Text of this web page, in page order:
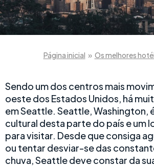
Página inicial » Os melhores
Sendo um dos centros mais
oeste dos Estados Unidos, há
em Seattle. Seattle, Washington,
cultural desta parte do país e um
para visitar. Desde que consiga
ou tentar desviar-se das
chuva, Seattle deve constar da